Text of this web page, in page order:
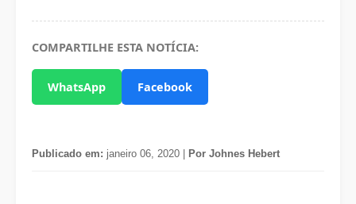
COMPARTILHE ESTA NOTÍCIA:
WhatsApp Facebook
Publicado em: janeiro 06, 2020 | Por Johnes Hebert